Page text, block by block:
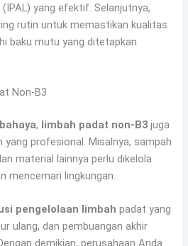
(IPAL) yang efektif. Selanjutnya,
rutin untuk memastikan kualitas
baku mutu yang ditetapkan
Non-B3
, limbah padat non-B3 juga
yang profesional. Misalnya, sampah
material lainnya perlu dikelola
mencemari lingkungan.
pengelolaan limbah padat yang
ulang, dan pembuangan akhir
demikian, perusahaan Anda